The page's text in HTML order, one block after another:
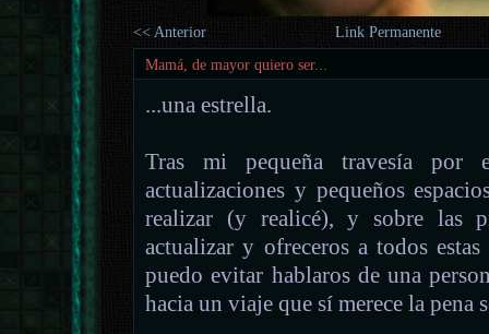
<< Anterior
Link Permanente
Mamá, de mayor quiero ser...
...una estrella.
Tras mi pequeña travesía por
actualizaciones y pequeños
realizar (y realicé), y sobre las
actualizar y ofreceros a todos
puedo evitar hablaros de una
hacia un viaje que sí merece la pena